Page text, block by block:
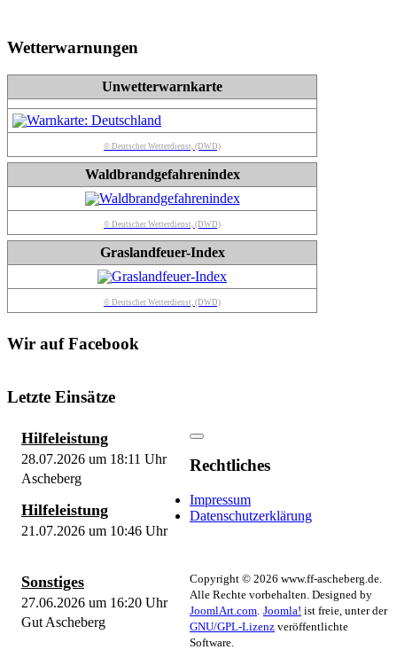
Wetterwarnungen
Unwetterwarnkarte
© Deutscher Wetterdienst, (DWD)
Waldbrandgefahrenindex
© Deutscher Wetterdienst, (DWD)
Graslandfeuer-Index
© Deutscher Wetterdienst, (DWD)
Wir auf Facebook
Letzte Einsätze
Hilfeleistung
28.07.2026 um 18:11 Uhr
Ascheberg
Hilfeleistung
21.07.2026 um 10:46 Uhr
Sonstiges
27.06.2026 um 16:20 Uhr
Gut Ascheberg
Rechtliches
Impressum
Datenschutzerklärung
Copyright © 2026 www.ff-ascheberg.de.
Alle Rechte vorbehalten. Designed by
JoomlArt.com. Joomla! ist freie, unter der
GNU/GPL-Lizenz veröffentlichte
Software.